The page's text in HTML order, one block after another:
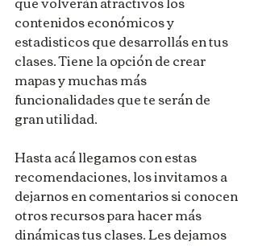
contenidos económicos y
estadisticos que desarrollás en tus
clases. Tiene la opción de crear
mapas y muchas más
funcionalidades que te serán de
gran utilidad.
Hasta acá llegamos con estas
recomendaciones, los invitamos a
dejarnos en comentarios si conocen
otros recursos para hacer más
dinámicas tus clases. Les dejamos